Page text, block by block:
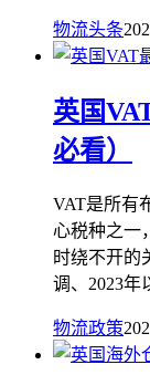
物流头条
英国
必看）
VAT是所有
心税种之一
时绕不开的
调、2023年
物流政策